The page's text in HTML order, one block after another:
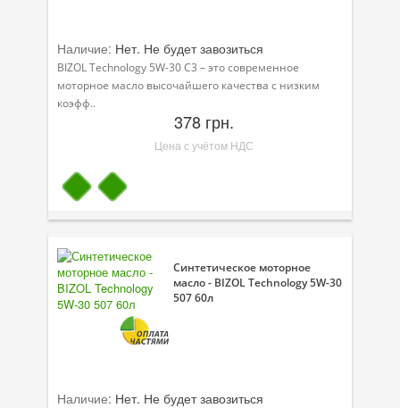
Наличие: Нет. Не будет завозиться
BIZOL Technology 5W-30 C3 – это современное
моторное масло высочайшего качества с низким
коэфф..
378 грн.
Цена с учётом НДС
Синтетическое моторное
масло - BIZOL Technology 5W-30
507 60л
Наличие: Нет. Не будет завозиться